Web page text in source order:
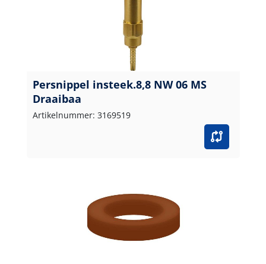
Persnippel insteek.8,8 NW 06 MS
Draaibaa
Artikelnummer: 3169519